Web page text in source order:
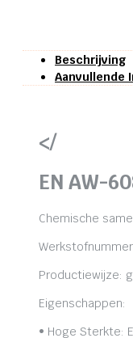
Beschrijving
Aanvullende
</
EN AW-
Chemische
Productiewijze:
Eigenschappen:
• Hoge Sterkte: